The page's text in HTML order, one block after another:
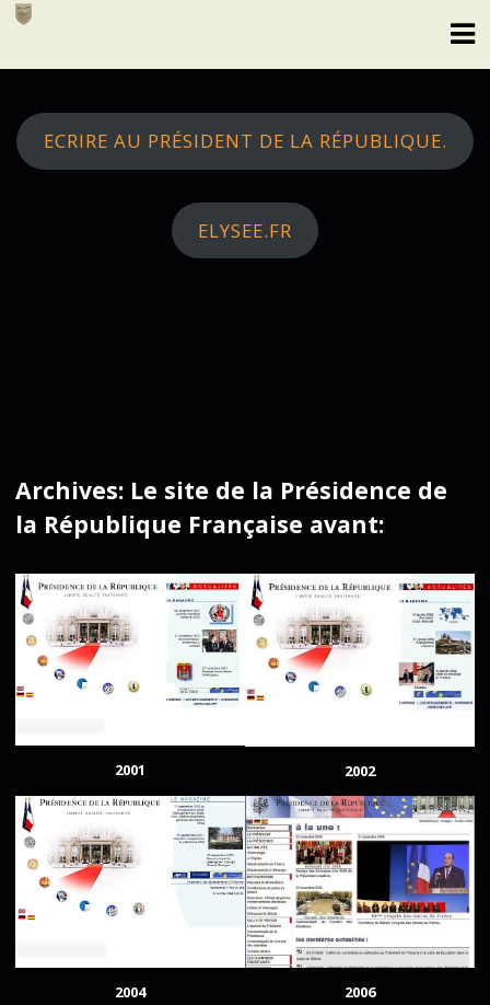
Skip
ECRIRE AU PRÉSIDENT DE LA RÉPUBLIQUE.
ELYSEE.FR
Archives: Le site de la Présidence de
la République Française avant:
2001 2002
2004 2006